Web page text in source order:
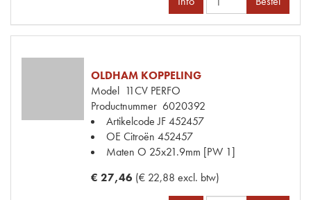
OLDHAM KOPPELING
Model 11CV PERFO
Productnummer 6020392
Artikelcode JF452457
OE Citroën 452457
Maten O 25x21.9mm [PW 1]
€ 27,46 (€ 22,88 excl. btw)